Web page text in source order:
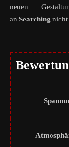
neuen
an Searching nicht